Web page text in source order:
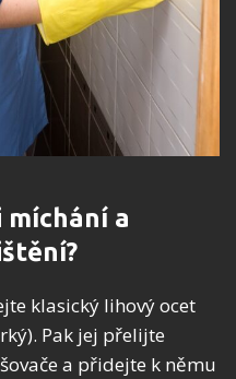
a
klasický lihový ocet
Pak jej přelijte
a přidejte k němu